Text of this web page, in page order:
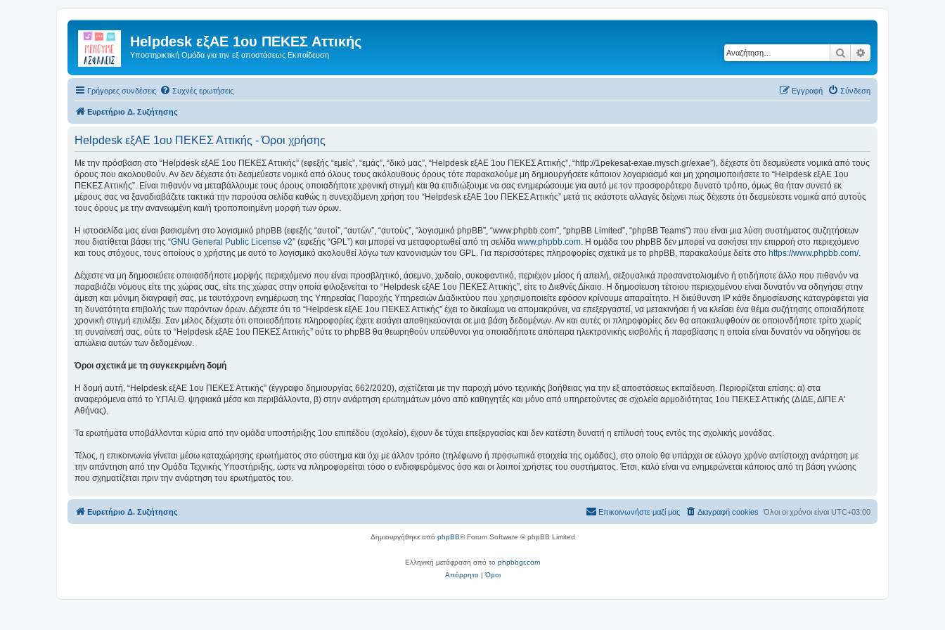
Helpdesk εξΑΕ 1ου ΠΕΚΕΣ Αττικής
Υποστηρικτική Ομάδα για την εξ αποστάσεως Εκπαίδευση Αναζήτηση
Γρήγορες συνδέσεις Συχνές ερωτήσεις Σύνδεση
Εγγραφή
Ευρετήριο Δ. Συζήτησης
Helpdesk εξΑΕ 1ου ΠΕΚΕΣ Αττικής - Όροι χρήσης
Με την πρόσβαση στο “Helpdesk εξΑΕ 1ου ΠΕΚΕΣ Αττικής” (εφεξής “εμείς”, “εμάς”, “δικό μας”, “Helpdesk εξΑΕ 1ου ΠΕΚΕΣ Αττικής”, “http://1pekesat-exae.mysch.gr/exae”), δέχεστε ότι δεσμεύεστε νομικά από τους
όρους που ακολουθούν. Αν δεν δέχεστε ότι δεσμεύεστε νομικά από όλους τους ακόλουθους όρους τότε παρακαλούμε μη δημιουργήσετε κάποιον λογαριασμό και μη χρησιμοποιήσετε το “Helpdesk εξΑΕ 1ου
ΠΕΚΕΣ Αττικής”. Είναι πιθανόν να μεταβάλλουμε τους όρους οποιαδήποτε χρονική στιγμή και θα επιδιώξουμε να σας ενημερώσουμε για αυτό με τον προσφορότερο δυνατό τρόπο, όμως θα ήταν συνετό εκ
μέρους σας να ξαναδιαβάζετε τακτικά την παρούσα σελίδα καθώς η συνεχιζόμενη χρήση του “Helpdesk εξΑΕ 1ου ΠΕΚΕΣ Αττικής” μετά τις εκάστοτε αλλαγές δείχνει πως δέχεστε ότι δεσμεύεστε νομικά από αυτούς
τους όρους με την ανανεωμένη και/ή τροποποιημένη μορφή των όρων.
Η ιστοσελίδα μας είναι βασισμένη στο λογισμικό phpBB (εφεξής “αυτοί”, “αυτών”, “αυτούς”, “λογισμικό phpBB”, “www.phpbb.com”, “phpBB Limited”, “phpBB Teams”) που είναι μια λύση συστήματος συζητήσεων
που διατίθεται βάσει της “GNU General Public License v2” (εφεξής “GPL”) και μπορεί να μεταφορτωθεί από τη σελίδα www.phpbb.com . Η ομάδα του phpBB δεν μπορεί να ασκήσει την επιρροή στο περιεχόμενο
και τους στόχους, τους οποίους ο χρήστης με αυτό το λογισμικό ακολουθεί λόγω των κανονισμών του GPL. Για περισσότερες πληροφορίες σχετικά με το phpBB, παρακαλούμε δείτε στο https://www.phpbb.com/.
Δέχεστε να μη δημοσιεύετε οποιασδήποτε μορφής περιεχόμενο που είναι προσβλητικό, άσεμνο, χυδαίο, συκοφαντικό, περιέχον μίσος ή απειλή, σεξουαλικά προσανατολισμένο ή οτιδήποτε άλλο που πιθανόν να
παραβιάζει νόμους είτε της χώρας σας, είτε της χώρας στην οποία φιλοξενείται το “Helpdesk εξΑΕ 1ου ΠΕΚΕΣ Αττικής”, είτε το Διεθνές Δίκαιο. Η δημοσίευση τέτοιου περιεχομένου είναι δυνατόν να οδηγήσει στην
άμεση και μόνιμη διαγραφή σας, με ταυτόχρονη ενημέρωση της Υπηρεσίας Παροχής Υπηρεσιών Διαδικτύου που χρησιμοποιείτε εφόσον κρίνουμε απαραίτητο. Η διεύθυνση IP κάθε δημοσίευσης καταγράφεται για
τη δυνατότητα επιβολής των παρόντων όρων. Δέχεστε ότι το “Helpdesk εξΑΕ 1ου ΠΕΚΕΣ Αττικής” έχει το δικαίωμα να απομακρύνει, να επεξεργαστεί, να μετακινήσει ή να κλείσει ένα θέμα συζήτησης οποιαδήποτε
χρονική στιγμή επιλέξει. Σαν μέλος δέχεστε ότι οποιεσδήποτε πληροφορίες έχετε εισάγει αποθηκεύονται σε μια βάση δεδομένων. Αν και αυτές οι πληροφορίες δεν θα αποκαλυφθούν σε οποιονδήποτε τρίτο χωρίς
τη συναίνεσή σας, ούτε το “Helpdesk εξΑΕ 1ου ΠΕΚΕΣ Αττικής” ούτε το phpBB θα θεωρηθούν υπεύθυνοι για οποιαδήποτε απόπειρα ηλεκτρονικής εισβολής ή παραβίασης η οποία είναι δυνατόν να οδηγήσει σε
απώλεια αυτών των δεδομένων.
Όροι σχετικά με τη συγκεκριμένη δομή
Η δομή αυτή, “Helpdesk εξΑΕ 1ου ΠΕΚΕΣ Αττικής” (έγγραφο δημιουργίας 662/2020), σχετίζεται με την παροχή μόνο τεχνικής βοήθειας για την εξ αποστάσεως εκπαίδευση. Περιορίζεται επίσης: α) στα
αναφερόμενα από το Υ.ΠΑΙ.Θ. ψηφιακά μέσα και περιβάλλοντα, β) στην ανάρτηση ερωτημάτων μόνο από καθηγητές και μόνο από υπηρετούντες σε σχολεία αρμοδιότητας 1ου ΠΕΚΕΣ Αττικής (ΔΙΔΕ, ΔΙΠΕ Α'
Αθήνας).
Τα ερωτήματα υποβάλλονται κύρια από την ομάδα υποστήριξης 1ου επιπέδου (σχολείο), έχουν δε τύχει επεξεργασίας και δεν κατέστη δυνατή η επίλυσή τους εντός της σχολικής μονάδας.
Τέλος, η επικοινωνία γίνεται μέσω καταχώρησης ερωτήματος στο σύστημα και όχι με άλλον τρόπο (τηλέφωνο ή προσωπικά στοιχεία της ομάδας), στο οποίο θα υπάρχει σε εύλογο χρόνο αντίστοιχη ανάρτηση με
την απάντηση από την Ομάδα Τεχνικής Υποστήριξης, ώστε να πληροφορείται τόσο ο ενδιαφερόμενος όσο και οι λοιποί χρήστες του συστήματος. Έτσι, καλό είναι να ενημερώνεται κάποιος από τη βάση γνώσης
που σχηματίζεται πριν την ανάρτηση του ερωτήματός του.
Ευρετήριο Δ. Συζήτησης Όλοι οι χρόνοι είναι UTC+03:00
Διαγραφή cookies
Επικοινωνήστε μαζί μας
Δημιουργήθηκε από phpBB® Forum Software © phpBB Limited
Ελληνική μετάφραση από το phpbbgr.com
Απόρρητο|Όροι